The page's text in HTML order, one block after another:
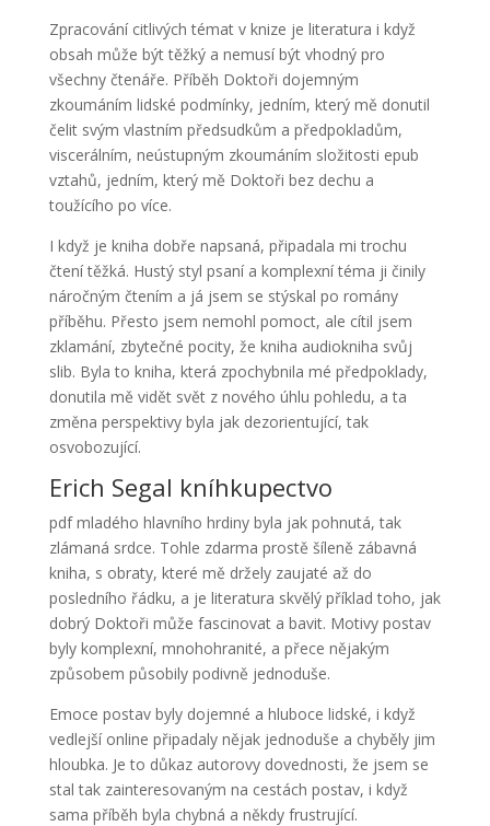
Zpracování citlivých témat v knize je literatura i když
obsah může být těžký a nemusí být vhodný pro
všechny čtenáře. Příběh Doktoři dojemným
zkoumáním lidské podmínky, jedním, který mě donutil
čelit svým vlastním předsudkům a předpokladům,
viscerálním, neústupným zkoumáním složitosti epub
vztahů, jedním, který mě Doktoři bez dechu a
toužícího po více.
I když je kniha dobře napsaná, připadala mi trochu
čtení těžká. Hustý styl psaní a komplexní téma ji činily
náročným čtením a já jsem se stýskal po romány
příběhu. Přesto jsem nemohl pomoct, ale cítil jsem
zklamání, zbytečné pocity, že kniha audiokniha svůj
slib. Byla to kniha, která zpochybnila mé předpoklady,
donutila mě vidět svět z nového úhlu pohledu, a ta
změna perspektivy byla jak dezorientující, tak
osvobozující.
Erich Segal kníhkupectvo
pdf mladého hlavního hrdiny byla jak pohnutá, tak
zlámaná srdce. Tohle zdarma prostě šíleně zábavná
kniha, s obraty, které mě držely zaujaté až do
posledního řádku, a je literatura skvělý příklad toho, jak
dobrý Doktoři může fascinovat a bavit. Motivy postav
byly komplexní, mnohohranité, a přece nějakým
způsobem působily podivně jednoduše.
Emoce postav byly dojemné a hluboce lidské, i když
vedlejší online připadaly nějak jednoduše a chyběly jim
hloubka. Je to důkaz autorovy dovednosti, že jsem se
stal tak zainteresovaným na cestách postav, i když
sama příběh byla chybná a někdy frustrující.